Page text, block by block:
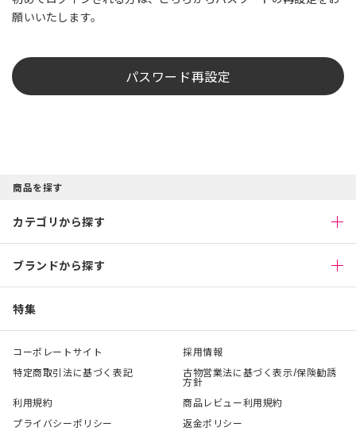
願いいたします。
パスワード再設定
商品を探す
カテゴリから探す
ブランドから探す
特集
コーポレートサイト
採用情報
特定商取引法に基づく表記
古物営業法に基づく表示/保険勧誘
方針
利用規約
商品レビュー利用規約
プライバシーポリシー
返金ポリシー